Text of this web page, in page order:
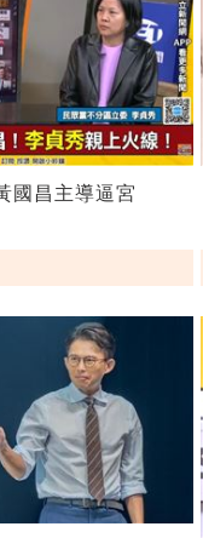
國昌主導逼宮